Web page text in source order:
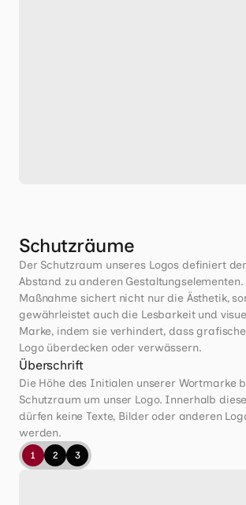
Schutzräume
Der Schutzraum unseres Logos definiert
Abstand zu anderen Gestaltungselementen.
Maßnahme sichert nicht nur die Ästhetik,
gewährleistet auch die Lesbarkeit und
Marke, indem sie verhindert, dass
Logo überdecken oder verwässern.
Überschrift
Die Höhe des Initialen unserer Wortmarke
Schutzraum um unser Logo. Innerhalb
dürfen keine Texte, Bilder oder anderen
werden.
1 2 3